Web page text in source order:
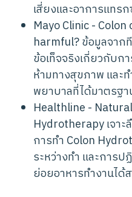
เสี่ยงและอาการแทร
Mayo Clinic -
harmful?ข้อมูลจาก
ข้อเท็จจริงเกี่ยวกับก
ห้ามทางสุขภาพ และ
พยาบาลที่ได้มาตรฐ
Healthline -
Hydrotherapyเจา
การทำ Colon
ระหว่างทำ และการ
ย่อยอาหารทำงานไ